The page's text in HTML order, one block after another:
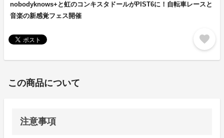
nobodyknows+と虹のコンキスタドールがPIST6に！自転車レースと
音楽の新感覚フェス開催
favorite
この商品について
注意事項